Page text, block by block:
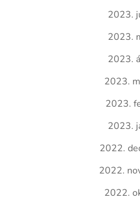
2023.
2023.
2023.
2023.
2023.
2023.
2022.
2022.
2022.